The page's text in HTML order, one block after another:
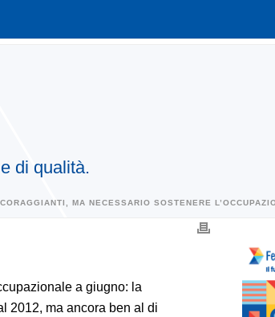
di qualità.
MA NECESSARIO SOSTENERE
a giugno: la
2012, ma ancora ben al di